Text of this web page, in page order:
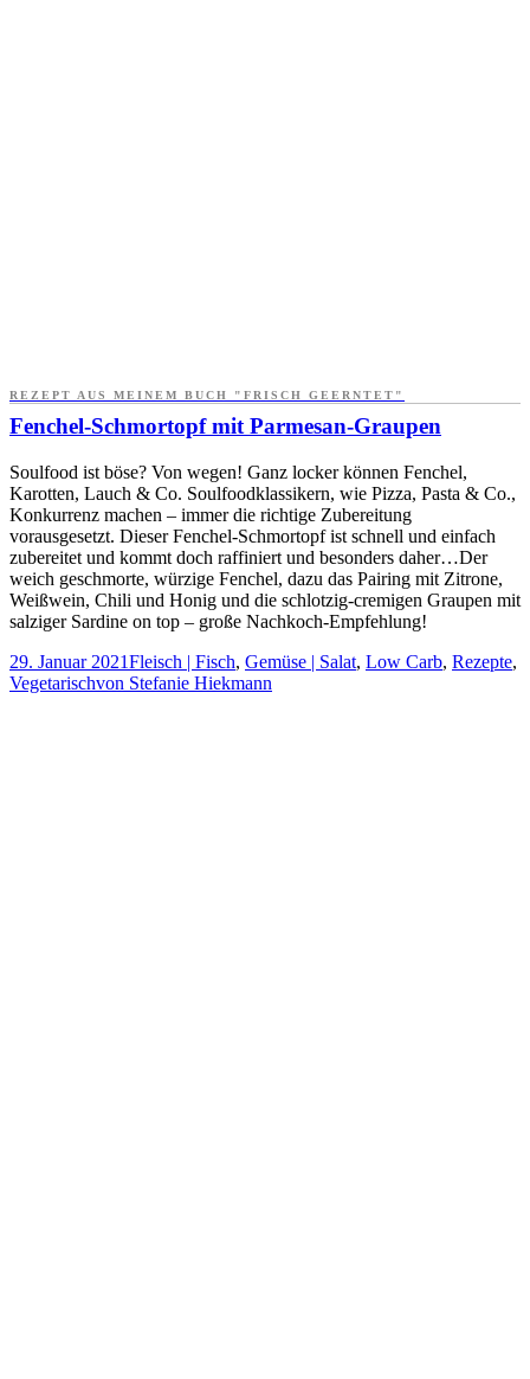
REZEPT AUS MEINEM BUCH "FRISCH GEERNTET"
Fenchel-Schmortopf mit Parmesan-Graupen
Soulfood ist böse? Von wegen! Ganz locker können Fenchel,
Karotten, Lauch & Co. Soulfoodklassikern, wie Pizza, Pasta & Co.,
Konkurrenz machen – immer die richtige Zubereitung
vorausgesetzt. Dieser Fenchel-Schmortopf ist schnell und einfach
zubereitet und kommt doch raffiniert und besonders daher…Der
weich geschmorte, würzige Fenchel, dazu das Pairing mit Zitrone,
Weißwein, Chili und Honig und die schlotzig-cremigen Graupen mit
salziger Sardine on top – große Nachkoch-Empfehlung!
29. Januar 2021Fleisch | Fisch, Gemüse | Salat, Low Carb, Rezepte,
Vegetarischvon Stefanie Hiekmann